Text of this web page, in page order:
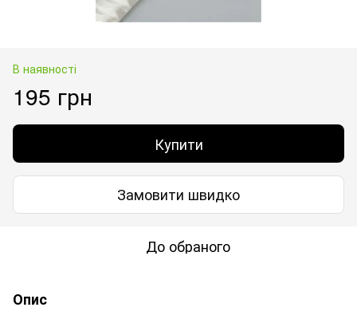
В наявності
195 грн
Купити
Замовити швидко
До обраного
Опис